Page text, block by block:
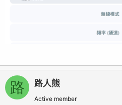
路 路人熊
Active member